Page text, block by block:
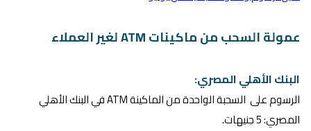
عمولة السحب من ماكينات ATM لغير العملاء
البنك الأهلي المصري:
الرسوم على السحبة الواحدة من الماكينة ATM في البنك الأهلي
المصري: 5 جنيهات.